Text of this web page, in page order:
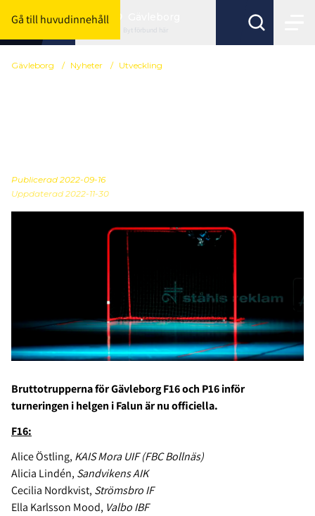
Gå till huvudinnehåll
Byt förbund här
Gävleborg / Nyheter / Utveckling
Publicerad 2022-09-16
Uppdaterad 2022-11-30
Bruttotrupperna för Gävleborg F16 och P16 inför
turneringen i helgen i Falun är nu officiella.
F16:
Alice Östling, KAIS Mora UIF (FBC Bollnäs)
Alicia Lindén, Sandvikens AIK
Cecilia Nordkvist, Strömsbro IF
Ella Karlsson Mood, Valbo IBF